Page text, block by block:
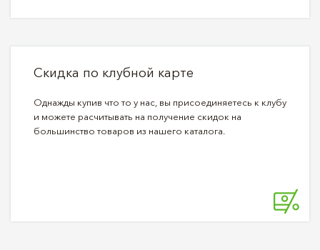
Скидка по клубной карте
Однажды купив что то у нас, вы присоединяетесь к клубу
и можете расчитывать на получение скидок на
большинство товаров из нашего каталога.